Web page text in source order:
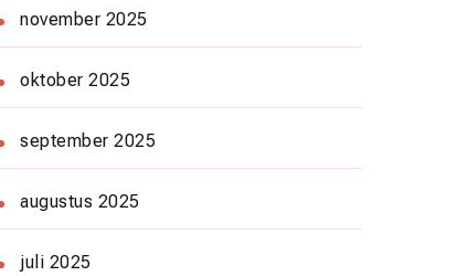
november 2025
oktober 2025
september 2025
augustus 2025
juli 2025